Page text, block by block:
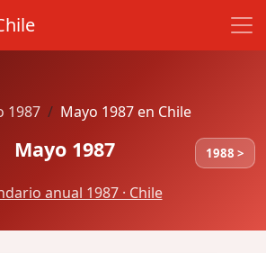
1987 Mayo 1987 en Chile
Mayo 1987 1988 >
anual 1987 · Chile